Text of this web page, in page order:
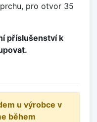
pro otvor 35
příslušenství k
u výrobce v
během